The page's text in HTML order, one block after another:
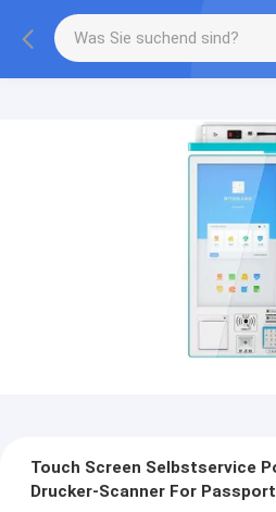
Touch Screen Selbstservice
Drucker-Scanner For